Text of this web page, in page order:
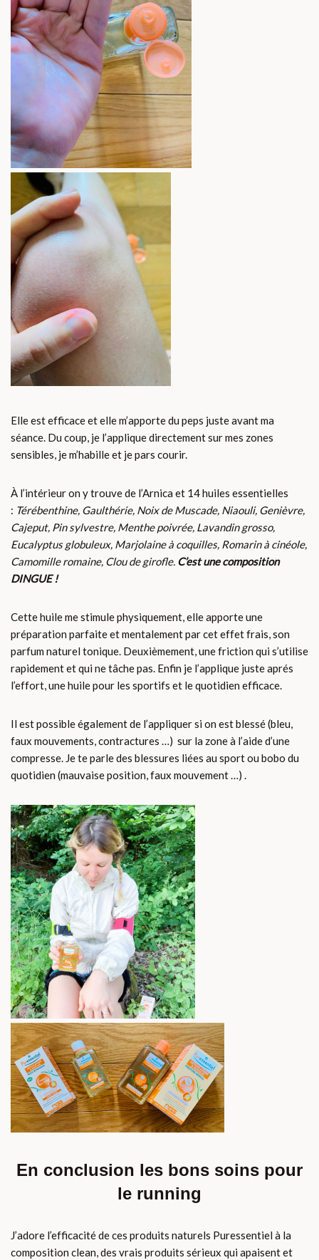
Elle est efficace et elle m’apporte du peps juste avant ma
séance. Du coup, je l’applique directement sur mes zones
sensibles, je m’habille et je pars courir.
À l’intérieur on y trouve de l’Arnica et 14 huiles essentielles
: Térébenthine, Gaulthérie, Noix de Muscade, Niaouli, Genièvre,
Cajeput, Pin sylvestre, Menthe poivrée, Lavandin grosso,
Eucalyptus globuleux, Marjolaine à coquilles, Romarin à cinéole,
Camomille romaine, Clou de girofle. C’est une composition
DINGUE !
Cette huile me stimule physiquement, elle apporte une
préparation parfaite et mentalement par cet effet frais, son
parfum naturel tonique. Deuxièmement, une friction qui s’utilise
rapidement et qui ne tâche pas. Enfin je l’applique juste aprés
l’effort, une huile pour les sportifs et le quotidien efficace.
Il est possible également de l’appliquer si on est blessé (bleu,
faux mouvements, contractures …) sur la zone à l’aide d’une
compresse. Je te parle des blessures liées au sport ou bobo du
quotidien (mauvaise position, faux mouvement …) .
En conclusion les bons soins pour
le running
J’adore l’efficacité de ces produits naturels Puressentiel à la
composition clean, des vrais produits sérieux qui apaisent et